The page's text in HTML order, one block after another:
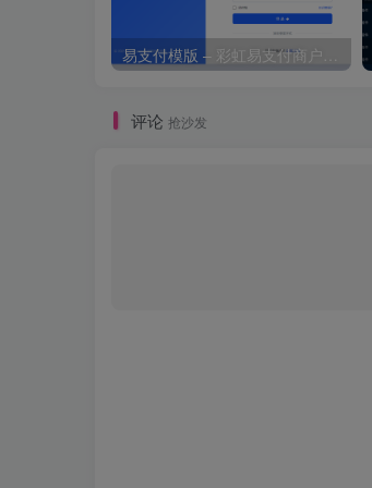
评论 抢沙发